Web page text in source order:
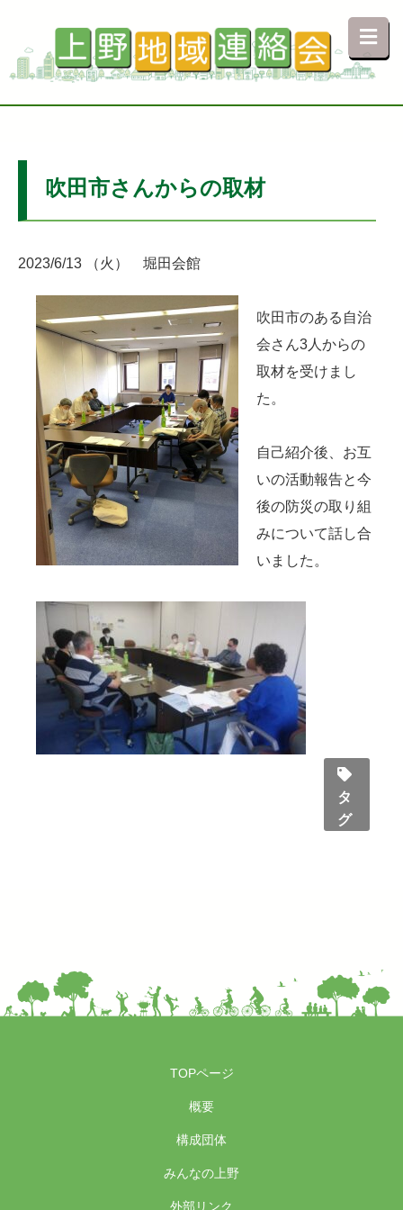
吹田市さんからの取材
2023/6/13 （火） 堀田会館
吹田市のある自治
会さん3人からの
取材を受けまし
た。
自己紹介後、お互
いの活動報告と今
後の防災の取り組
みについて話し合
いました。
タ
グ
TOPページ
概要
構成団体
みんなの上野
外部リンク